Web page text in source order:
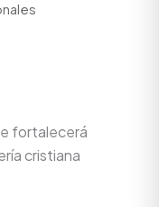
fortalecerá
cristiana